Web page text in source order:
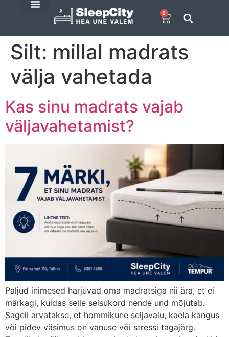
0
Silt: millal madrats
välja vahetada
Kas sinu madrats vajab
väljavahetamist?
Paljud inimesed harjuvad oma madratsiga nii ära, et ei
märkagi, kuidas selle seisukord nende und mõjutab.
Sageli arvatakse, et hommikune seljavalu, kaela kangus
või pidev väsimus on vanuse või stressi tagajärg.